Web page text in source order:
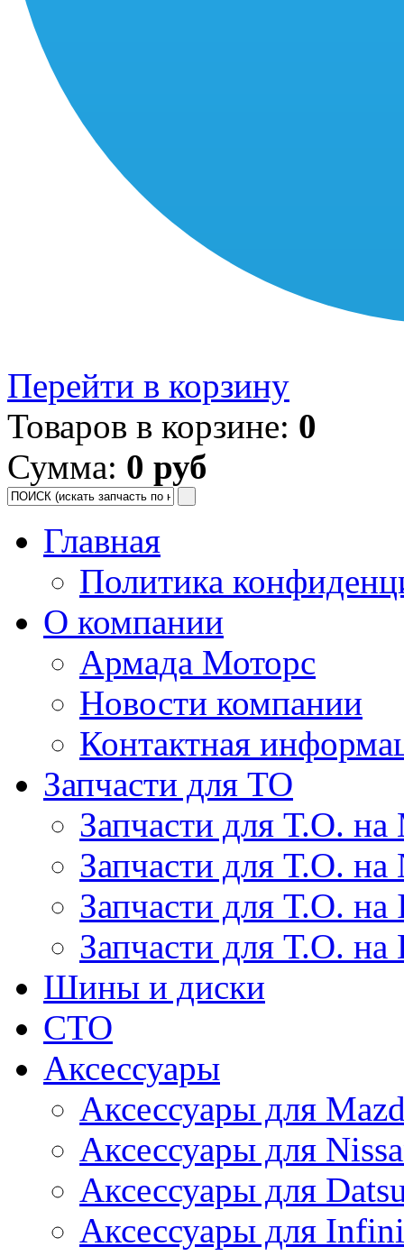
Перейти в корзину
Товаров в корзине: 0
Сумма: 0 руб
Главная
Политика
О компании
Армада Моторс
Новости компании
Контактная
Запчасти для ТО
Запчасти для Т.О. на
Запчасти для Т.О. на
Запчасти для Т.О.
Запчасти для Т.О. на
Шины и диски
СТО
Аксессуары
Аксессуары для
Аксессуары для
Аксессуары для
Аксессуары для